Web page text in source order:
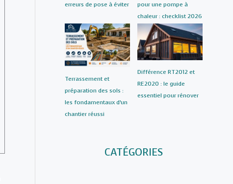
erreurs de pose à éviter
pour une pompe à
chaleur : checklist 2026
Terrassement et
préparation des sols :
les fondamentaux d’un
chantier réussi
Différence RT2012 et
RE2020 : le guide
essentiel pour rénover
CATÉGORIES